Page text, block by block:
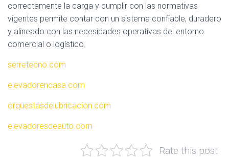
correctamente la carga y cumplir con las normativas
vigentes permite contar con un sistema confiable, duradero
y alineado con las necesidades operativas del entorno
comercial o logístico.
serretecno.com
elevadorencasa.com
orquestasdelubricacion.com
elevadoresdeauto.com
Rate this post